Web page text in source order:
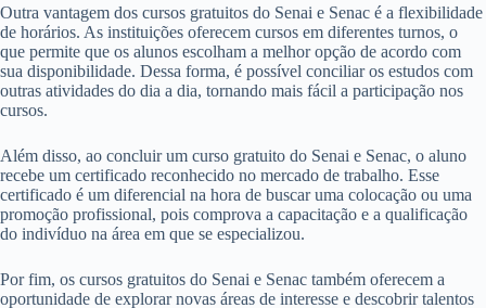
Outra vantagem dos cursos gratuitos do Senai e Senac é a flexibilidade
de horários. As instituições oferecem cursos em diferentes turnos, o
que permite que os alunos escolham a melhor opção de acordo com
sua disponibilidade. Dessa forma, é possível conciliar os estudos com
outras atividades do dia a dia, tornando mais fácil a participação nos
cursos.
Além disso, ao concluir um curso gratuito do Senai e Senac, o aluno
recebe um certificado reconhecido no mercado de trabalho. Esse
certificado é um diferencial na hora de buscar uma colocação ou uma
promoção profissional, pois comprova a capacitação e a qualificação
do indivíduo na área em que se especializou.
Por fim, os cursos gratuitos do Senai e Senac também oferecem a
oportunidade de explorar novas áreas de interesse e descobrir talentos